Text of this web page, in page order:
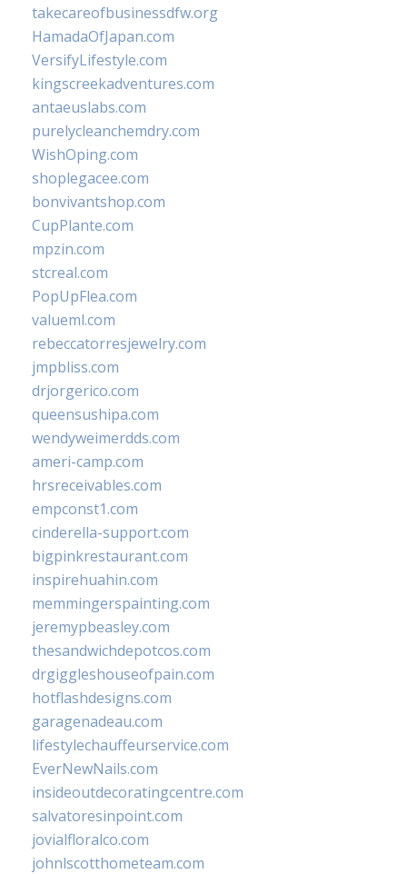
takecareofbusinessdfw.org
HamadaOfJapan.com
VersifyLifestyle.com
kingscreekadventures.com
antaeuslabs.com
purelycleanchemdry.com
WishOping.com
shoplegacee.com
bonvivantshop.com
CupPlante.com
mpzin.com
stcreal.com
PopUpFlea.com
valueml.com
rebeccatorresjewelry.com
jmpbliss.com
drjorgerico.com
queensushipa.com
wendyweimerdds.com
ameri-camp.com
hrsreceivables.com
empconst1.com
cinderella-support.com
bigpinkrestaurant.com
inspirehuahin.com
memmingerspainting.com
jeremypbeasley.com
thesandwichdepotcos.com
drgiggleshouseofpain.com
hotflashdesigns.com
garagenadeau.com
lifestylechauffeurservice.com
EverNewNails.com
insideoutdecoratingcentre.com
salvatoresinpoint.com
jovialfloralco.com
johnlscotthometeam.com